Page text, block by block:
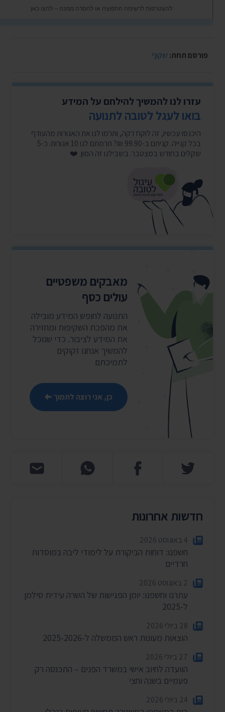
להצטרפות לרשימה התפוצה או להסרה ממנה – לחצו כאן
פורסם תחת: שקוף
עזרו לנו להמשיך להילחם על המידע
בואו לעגל לטובה לתנועה
היכנסו עכשיו, זה לוקח דקה, ותרמו לנו את האגורות מהעודף
בכל קנייה. קניתם ב-99.90 ₪? תרמתם לנו 10 אגורות. כ-5
שקלים בחודש במצטבר. בשבילנו זה המון. ❤️
מאבקים משפטיים
עולים כסף
התנועה לחופש המידע מובילה
את מהפכת השקיפות ומחזירה
את המידע לציבור. כדי שנוכל
להמשיך אנחנו זקוקים
לתמיכתם
כן, אני רוצה לתמוך
חדשות אחרונות
4 באוגוסט 2026
חשפנו: דוחות הביקורת על לימודי ליבה במוסדות
חרדיים
2 באוגוסט 2026
עתרנו וחשפנו: יומן הפגישות של השרה עידית סילמן
ל-2025
28 ביולי 2026
הוצאות מעונות ראש הממשלה ל-2025-2026
27 ביולי 2026
הוועדה לחיוב אישי במשרד הפנים – התכנסה רק
פעמיים בשנה וחצי
24 ביולי 2026